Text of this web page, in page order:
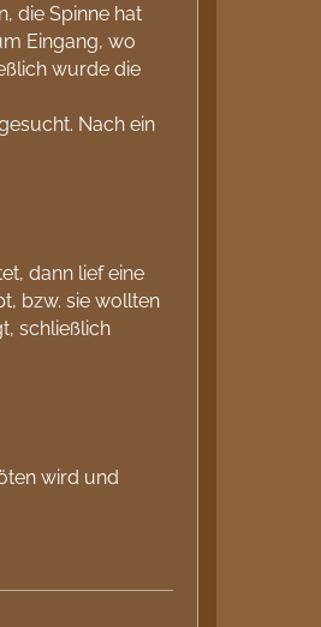
die Spinne hat
Eingang, wo
wurde die
Nach ein
dann lief eine
bzw. sie wollten
schließlich
wird und